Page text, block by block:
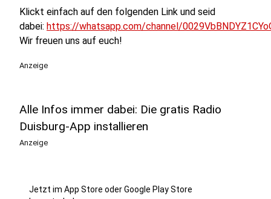
Klickt einfach auf den folgenden Link und seid
dabei: https://whatsapp.com/channel/
Wir freuen uns auf euch!
Anzeige
Alle Infos immer dabei: Die gratis Radio
Duisburg-App installieren
Anzeige
Jetzt im App Store oder Google Play Store